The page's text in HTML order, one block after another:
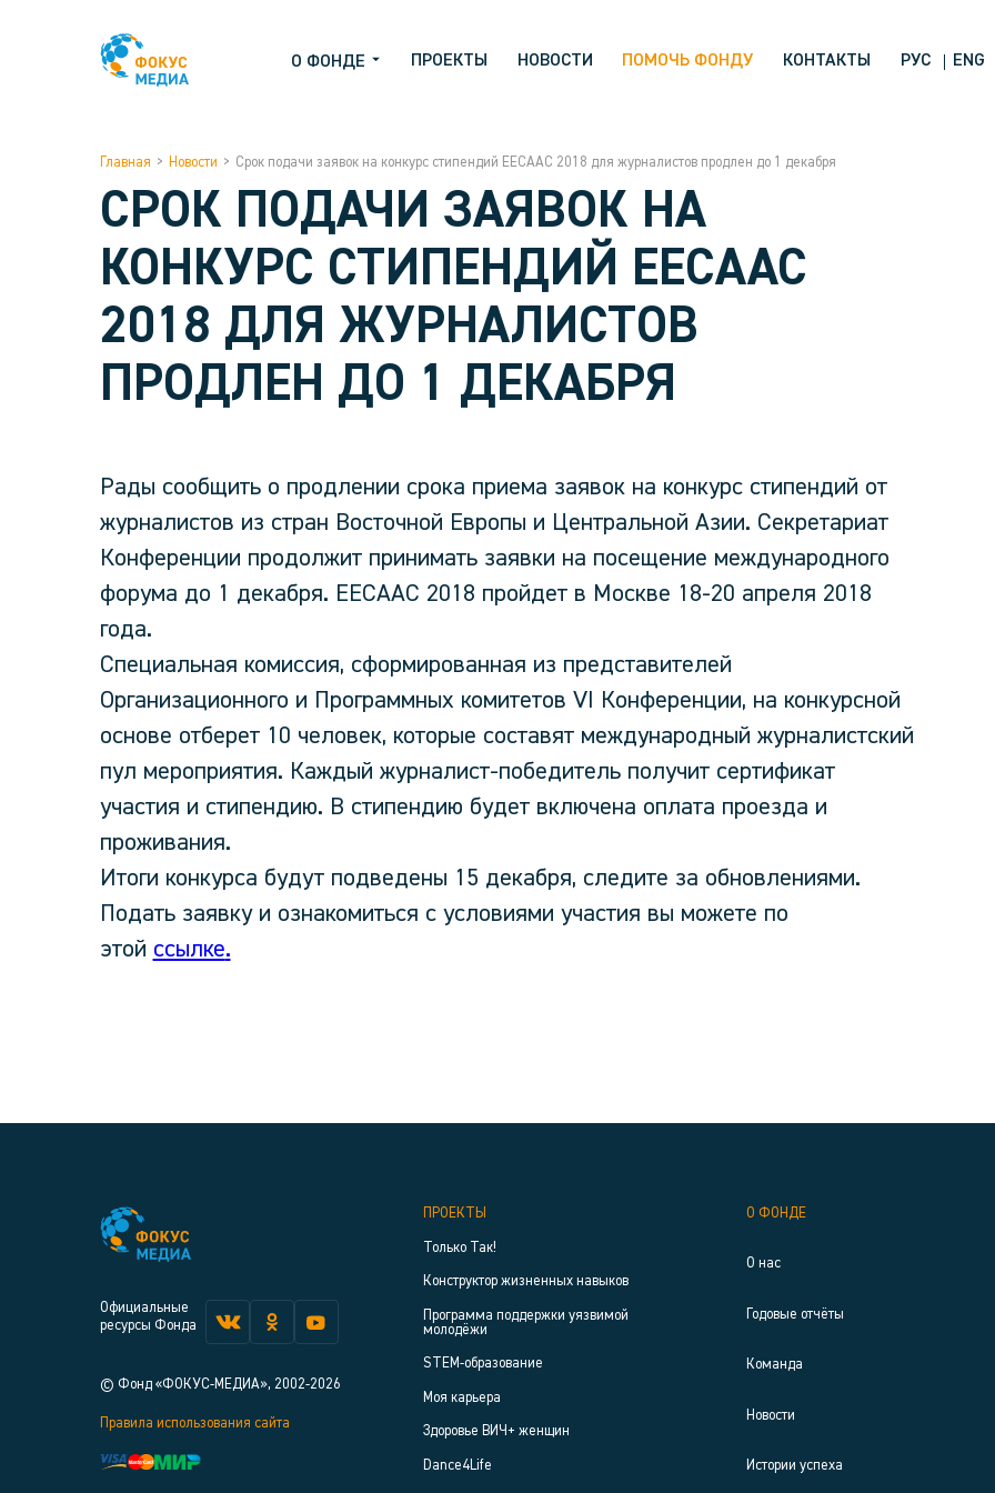
О ФОНДЕ ПРОЕКТЫ НОВОСТИ ПОМОЧЬ ФОНДУ КОНТАКТЫ РУС ENG
Главная > Новости > Срок подачи заявок на конкурс стипендий EECAAC 2018 для журналистов продлен до 1 декабря
СРОК ПОДАЧИ ЗАЯВОК НА
КОНКУРС СТИПЕНДИЙ EECAAC
2018 ДЛЯ ЖУРНАЛИСТОВ
ПРОДЛЕН ДО 1 ДЕКАБРЯ
Рады сообщить о продлении срока приема заявок на конкурс стипендий от
журналистов из стран Восточной Европы и Центральной Азии. Секретариат
Конференции продолжит принимать заявки на посещение международного
форума до 1 декабря. EECAAC 2018 пройдет в Москве 18-20 апреля 2018
года.
Специальная комиссия, сформированная из представителей
Организационного и Программных комитетов VI Конференции, на конкурсной
основе отберет 10 человек, которые составят международный журналистский
пул мероприятия. Каждый журналист-победитель получит сертификат
участия и стипендию. В стипендию будет включена оплата проезда и
проживания.
Итоги конкурса будут подведены 15 декабря, следите за обновлениями.
Подать заявку и ознакомиться с условиями участия вы можете по
этой ссылке.
Официальные
ресурсы Фонда
© Фонд «ФОКУС-МЕДИА», 2002-2026
Правила использования сайта
ПРОЕКТЫ
Только Так!
Конструктор жизненных навыков
Программа поддержки уязвимой
молодёжи
STEM-образование
Моя карьера
Здоровье ВИЧ+ женщин
Dance4Life
О ФОНДЕ
О нас
Годовые отчёты
Команда
Новости
Истории успеха